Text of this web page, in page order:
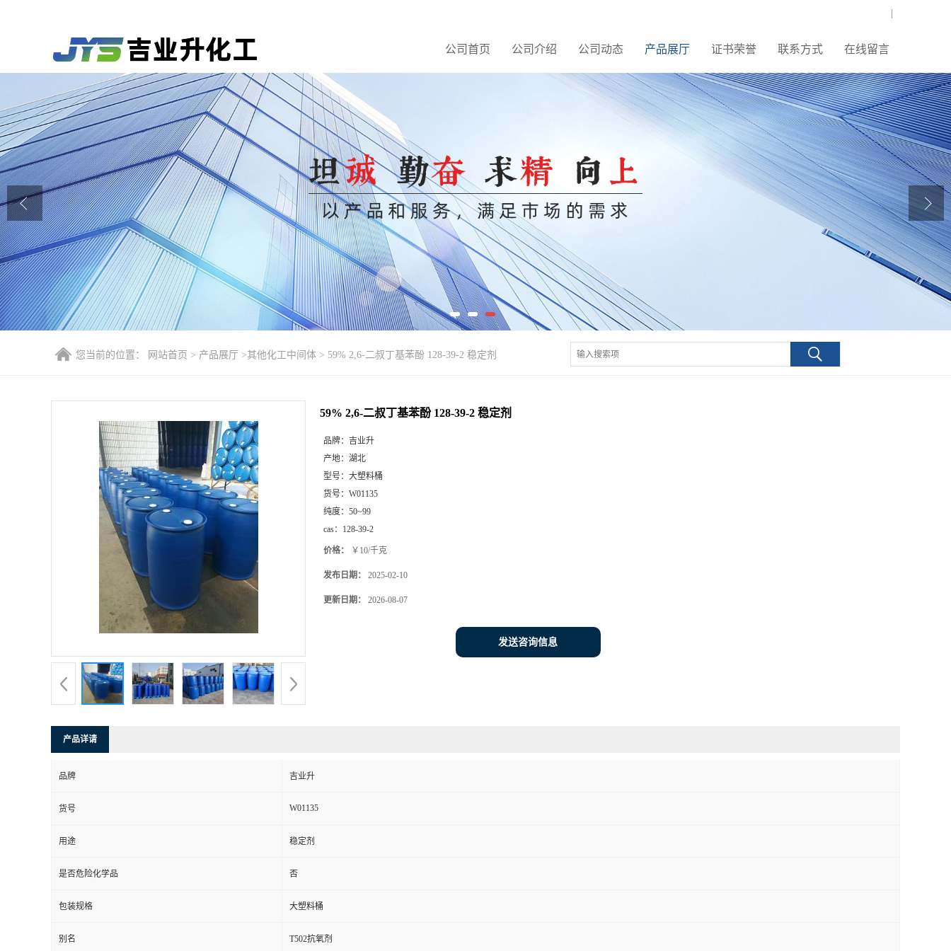
公司首页 公司介绍 公司动态 产品展厅 证书荣誉 联系方式 在线留言
公司首页
公司动态
产品展厅
证书荣誉
联系方式
在线留言
您当前的位置： 网站首页 > 产品展厅 >其他化工中间体 > 59% 2,6-二叔丁基苯酚 128-39-2 稳定剂
59% 2,6-二叔丁基苯酚 128-39-2 稳定剂
品牌： 吉业升
产地： 湖北
型号： 大塑料桶
货号： W01135
纯度： 50~99
cas： 128-39-2
价格： ￥10/千克
发布日期： 2025-02-10
更新日期： 2026-08-07
发送咨询信息
产品详请
品牌 吉业升
货号 W01135
用途 稳定剂
是否危险化学品 否
包装规格 大塑料桶
别名 T502抗氧剂